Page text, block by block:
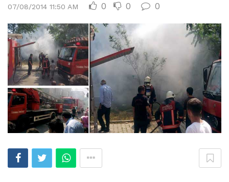
07/08/2014 11:50 AM 0 0 0